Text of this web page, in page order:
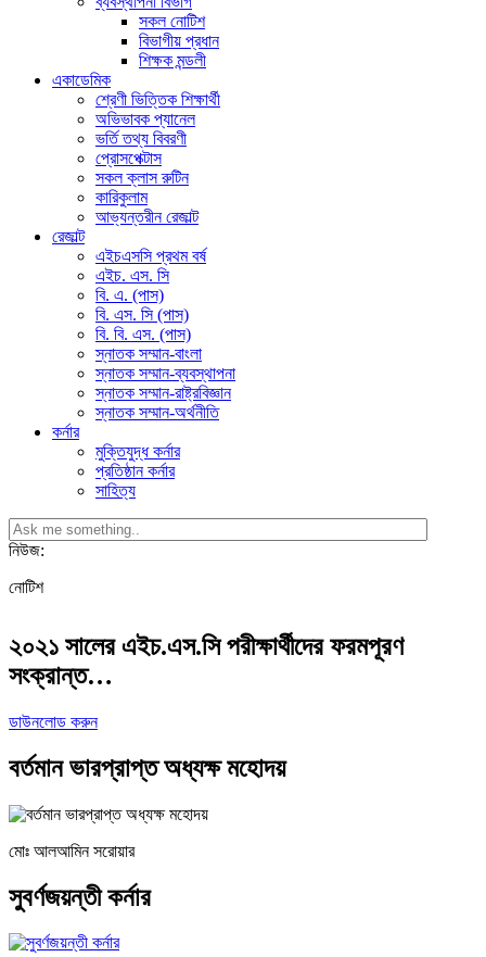
সকল নোটিশ
বিভাগীয় প্রধান
শিক্ষক মন্ডলী
একাডেমিক
শ্রেণী ভিত্তিক শিক্ষার্থী
অভিভাবক প্যানেল
ভর্তি তথ্য বিবরণী
প্রোসপেক্টাস
সকল ক্লাস রুটিন
কারিকুলাম
আভ্যন্তরীন রেজাল্ট
রেজাল্ট
এইচএসসি প্রথম বর্ষ
এইচ. এস. সি
বি. এ. (পাস)
বি. এস. সি (পাস)
বি. বি. এস. (পাস)
স্নাতক সম্মান-বাংলা
স্নাতক সম্মান-ব্যবস্থাপনা
স্নাতক সম্মান-রাষ্ট্রবিজ্ঞান
স্নাতক সম্মান-অর্থনীতি
কর্নার
মুক্তিযুদ্ধ কর্নার
প্রতিষ্ঠান কর্নার
সাহিত্য
নিউজ:
নোটিশ
২০২১ সালের এইচ.এস.সি পরীক্ষার্থীদের ফরমপূরণ
সংক্রান্ত…
ডাউনলোড করুন
বর্তমান ভারপ্রাপ্ত অধ্যক্ষ মহোদয়
মোঃ আলআমিন সরোয়ার
সুবর্ণজয়ন্তী কর্নার